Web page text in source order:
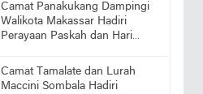
Camat Panakukang Dampingi
Walikota Makassar Hadiri
Perayaan Paskah dan Hari
Camat Tamalate dan Lurah
Maccini Sombala Hadiri